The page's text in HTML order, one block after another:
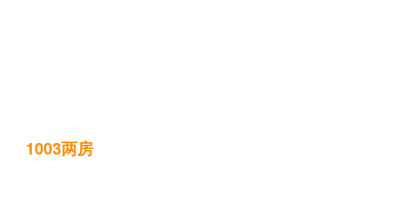
1003两房